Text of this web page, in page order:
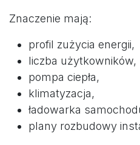
Znaczenie mają:
profil zużycia energii,
liczba użytkowników,
pompa ciepła,
klimatyzacja,
ładowarka
plany rozbudowy